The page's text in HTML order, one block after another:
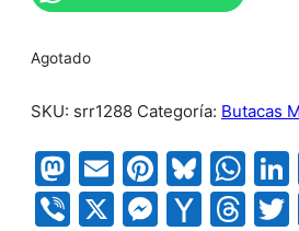
Agotado
SKU: srr1288 Categoría: Butacas
Mastodon
EmailPinterest
Viber
X